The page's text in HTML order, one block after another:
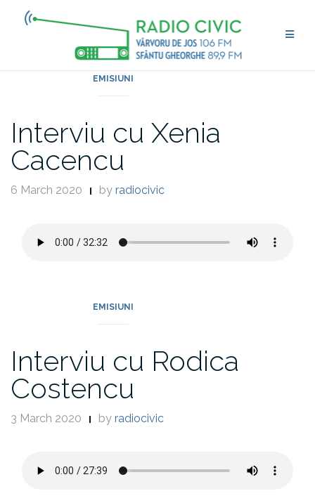
EMISIUNI
Interviu cu Xenia
Cacencu
6 March 2020 by radiocivic
EMISIUNI
Interviu cu Rodica
Costencu
3 March 2020 by radiocivic